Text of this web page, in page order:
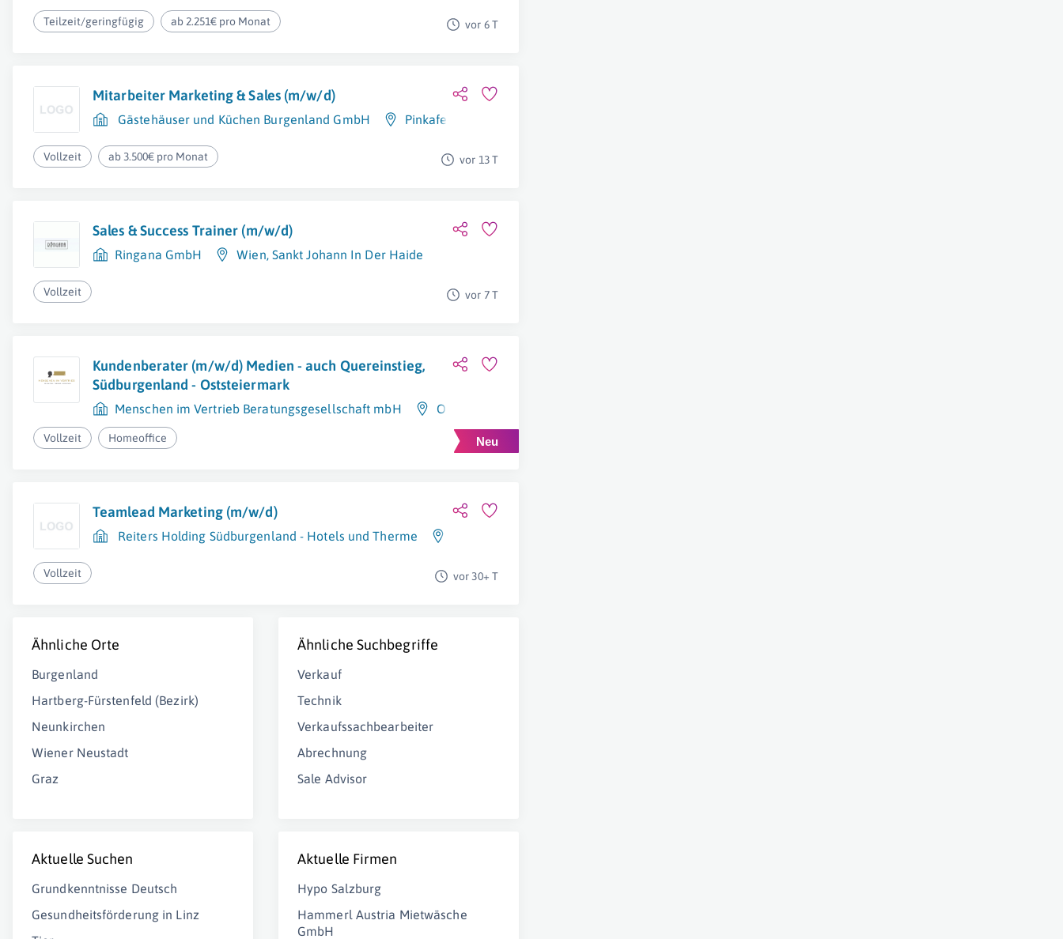
Teilzeit/geringfügig ab 2.251€ pro Monat vor 6 T
Mitarbeiter Marketing & Sales (m/w/d)
Gästehäuser und Küchen Burgenland GmbH Pinkafeld
Vollzeit ab 3.500€ pro Monat vor 13 T
Sales & Success Trainer (m/w/d)
Ringana GmbH Wien, Sankt Johann In Der Haide
Vollzeit vor 7 T
Kundenberater (m/w/d) Medien - auch Quereinstieg,
Südburgenland - Oststeiermark
Menschen im Vertrieb Beratungsgesellschaft mbH Oberwart
Vollzeit Homeoffice
Teamlead Marketing (m/w/d)
Reiters Holding Südburgenland - Hotels und Therme
Vollzeit vor 30+ T
Ähnliche Orte
Burgenland
Hartberg-Fürstenfeld (Bezirk)
Neunkirchen
Wiener Neustadt
Graz
Ähnliche Suchbegriffe
Verkauf
Technik
Verkaufssachbearbeiter
Abrechnung
Sale Advisor
Aktuelle Suchen
Grundkenntnisse Deutsch
Gesundheitsförderung in Linz
Aktuelle Firmen
Hypo Salzburg
Hammerl Austria Mietwäsche
GmbH